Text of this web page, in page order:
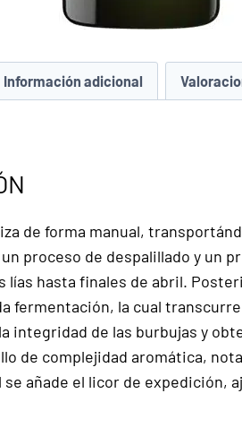
Información adicional
de forma manual,
proceso de despalillado y un
lías hasta finales de abril.
fermentación, la cual
integridad de las burbujas y
de complejidad aromática,
se añade el licor de expedición,